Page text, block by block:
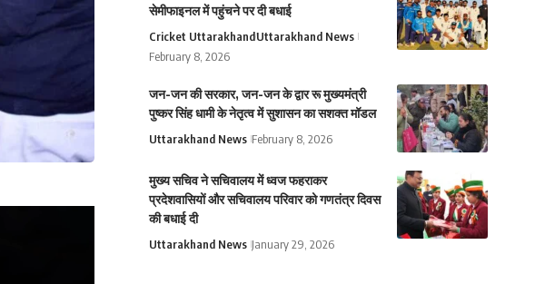
सेमीफाइनल में पहुंचने पर दी बधाई
Cricket UttarakhandUttarakhand News
February 8, 2026
जन-जन की सरकार, जन-जन के द्वार रू मुख्यमंत्री
पुष्कर सिंह धामी के नेतृत्व में सुशासन का सशक्त मॉडल
Uttarakhand News February 8, 2026
मुख्य सचिव ने सचिवालय में ध्वज फहराकर
प्रदेशवासियों और सचिवालय परिवार को गणतंत्र दिवस
की बधाई दी
Uttarakhand News January 29, 2026